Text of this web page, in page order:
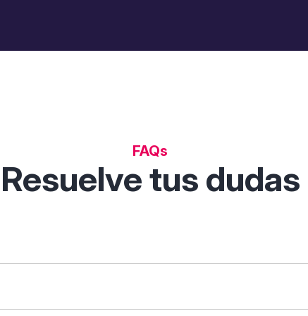
FAQs
Resuelve tus dudas
descubrir, comparar y analizar soluciones digitales
de filtrado inteligentes.